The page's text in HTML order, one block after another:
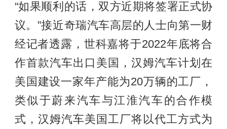
“如果顺利的话，双方近期将签署正式协
议。”接近奇瑞汽车高层的人士向第一财
经记者透露，世科嘉将于2022年底将合
作首款汽车出口美国，汉姆汽车计划在
美国建设一家年产能为20万辆的工厂，
类似于蔚来汽车与江淮汽车的合作模
式，汉姆汽车美国工厂将以代工方式为